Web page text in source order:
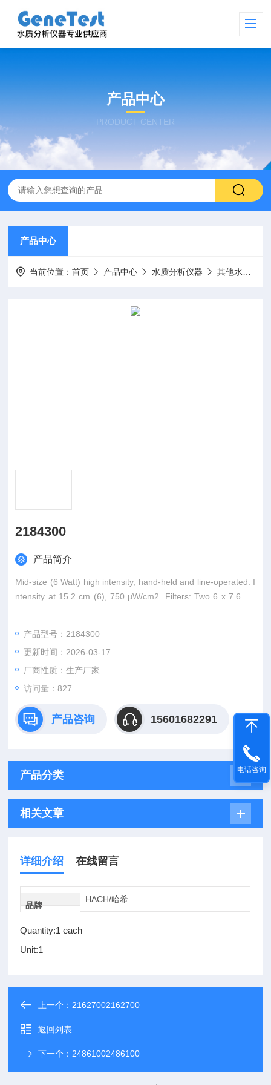
产品中心
PRODUCT CENTER
产品中心
当前位置：首页 产品中心 水质分析仪器 其他水质分析仪及配件
2184300
产品简介
Mid-size (6 Watt) high intensity, hand-held and line-operated. I
ntensity at 15.2 cm (6), 750 µW/cm2. Filters: Two 6 x 7.6 cm
(2.4 x 3) in snap on/off frame. Overall dimensions: 37.5 x 8.9 x
产品型号：2184300
更新时间：2026-03-17
厂商性质：生产厂家
访问量：827
产品咨询 15601682291
产品分类
相关文章
详细介绍 在线留言
品牌
HACH/哈希
Quantity:1 each
Unit:1
上一个： 21627002162700
返回列表
下一个： 24861002486100
电话咨询